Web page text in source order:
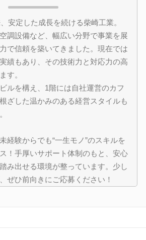
安定した成長を続ける柴崎工業。
調設備など、幅広い分野で事業を展
で信頼を築いてきました。現在では
績もあり、その技術力と対応力の高
す。
ルを構え、1階には自社運営のカフ
ざした温かみのある経営スタイルも
経験からでも“一生モノ”のスキルを
！手厚いサポート体制のもと、安心
み出せる環境が整っています。少し
ぜひ前向きにご応募ください！